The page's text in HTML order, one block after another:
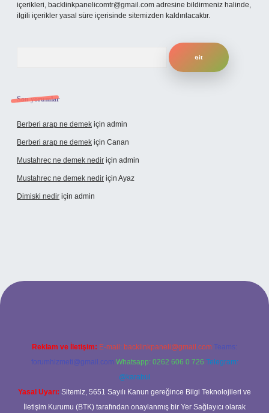
içerikleri, backlinkpanelicomtr@gmail.com adresine bildirmeniz halinde,
ilgili içerikler yasal süre içerisinde sitemizden kaldırılacaktır.
Son yorumlar
Berberi arap ne demek için admin
Berberi arap ne demek için Canan
Mustahrec ne demek nedir için admin
Mustahrec ne demek nedir için Ayaz
Dimiski nedir için admin
tulipbett.net/
Reklam ve İletişim: E-mail: backlinkpaneli@gmail.com Teams:
forumhizmeti@gmail.com Whatsapp: 0262 606 0 726 Telegram:
@karabul
Yasal Uyarı: Sitemiz, 5651 Sayılı Kanun gereğince Bilgi Teknolojileri ve
İletişim Kurumu (BTK) tarafından onaylanmış bir Yer Sağlayıcı olarak